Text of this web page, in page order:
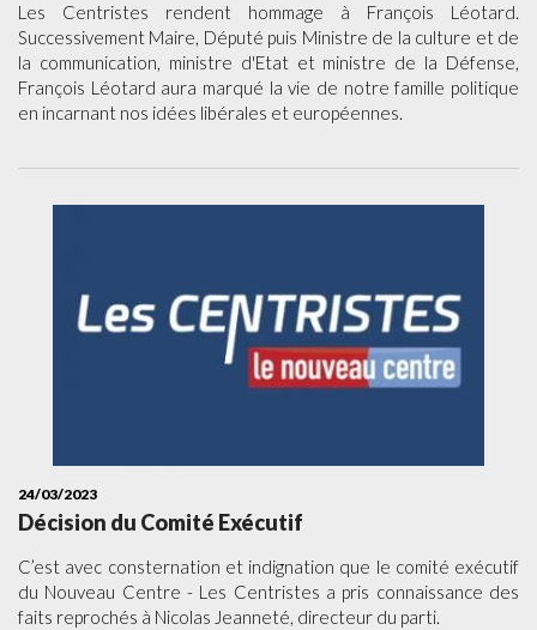
Les Centristes rendent hommage à François Léotard.
Successivement Maire, Député puis Ministre de la culture et de
la communication, ministre d'Etat et ministre de la Défense,
François Léotard aura marqué la vie de notre famille politique
en incarnant nos idées libérales et européennes.
24/03/2023
Décision du Comité Exécutif
C’est avec consternation et indignation que le comité exécutif
du Nouveau Centre - Les Centristes a pris connaissance des
faits reprochés à Nicolas Jeanneté, directeur du parti.